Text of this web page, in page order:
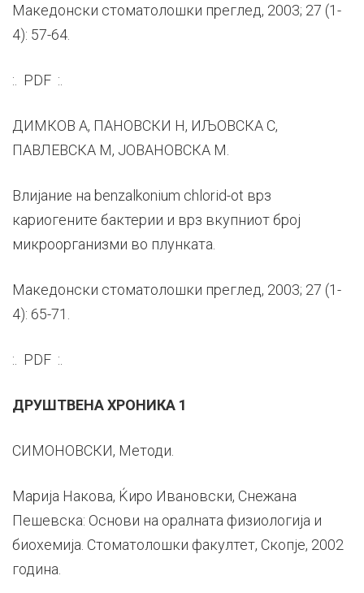
Македонски стоматолошки преглед, 2003; 27 (1-
4): 57-64.
:. PDF :.
ДИМКОВ А, ПАНОВСКИ Н, ИЉОВСКА С,
ПАВЛЕВСКА М, ЈОВАНОВСКА М.
Влијание на benzalkonium chlorid-ot врз
кариогените бактерии и врз вкупниот број
микроорганизми во плунката.
Македонски стоматолошки преглед, 2003; 27 (1-
4): 65-71.
:. PDF :.
ДРУШТВЕНА ХРОНИКА 1
СИМОНОВСКИ, Методи.
Марија Накова, Ќиро Ивановски, Снежана
Пешевска: Основи на оралната физиологија и
биохемија. Стоматолошки факултет, Скопје, 2002
година.